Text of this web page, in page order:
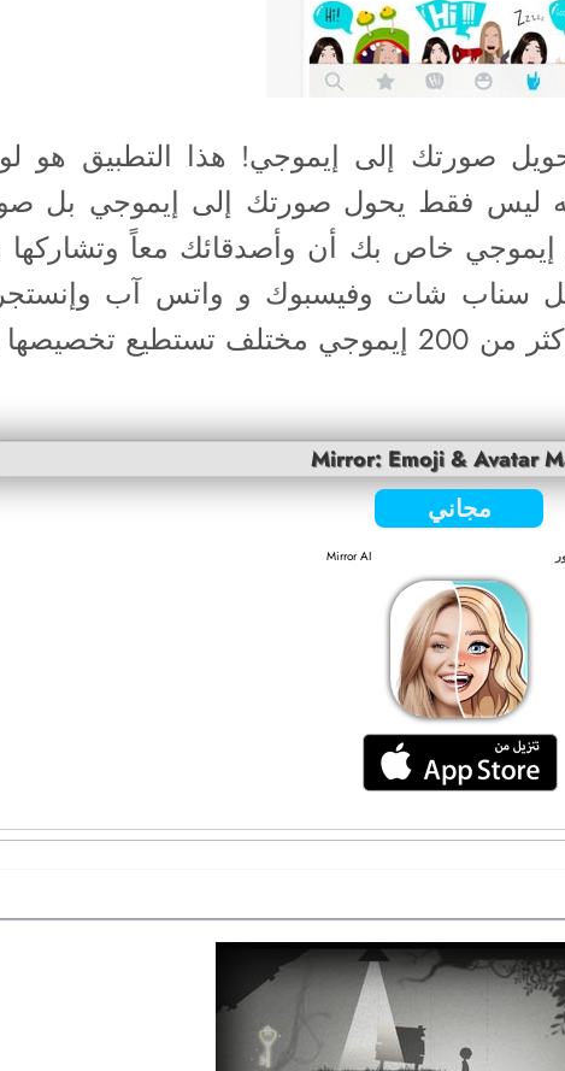
صورتك إلى إيموجي! هذا التطبيق هو
ليس فقط يحول صورتك إلى إيموجي بل
خاص بك أن وأصدقائك معاً
سناب شات وفيسبوك و واتس آب
وحتى الآي ماسج. التطبيق يضم أكثر من 200 إيموجي مختلف تستطيع
Mirror: Emoji & Avatar
مجاني
Mirror AI